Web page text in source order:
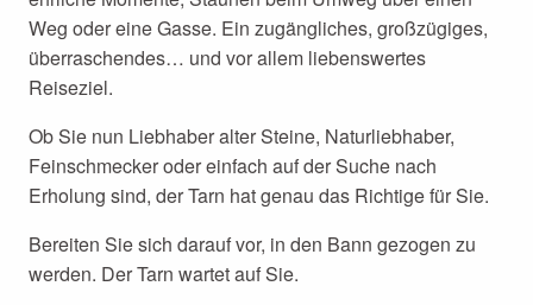
Weg oder eine Gasse. Ein zugängliches, großzügiges,
überraschendes… und vor allem liebenswertes
Reiseziel.
Ob Sie nun Liebhaber alter Steine, Naturliebhaber,
Feinschmecker oder einfach auf der Suche nach
Erholung sind, der Tarn hat genau das Richtige für Sie.
Bereiten Sie sich darauf vor, in den Bann gezogen zu
werden. Der Tarn wartet auf Sie.